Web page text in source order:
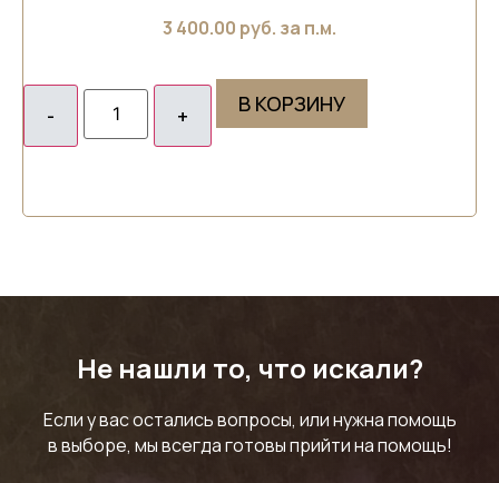
3 400.00 руб. за п.м.
В КОРЗИНУ
Не нашли то, что искали?
Если у вас остались вопросы, или нужна помощь
в выборе, мы всегда готовы прийти на помощь!